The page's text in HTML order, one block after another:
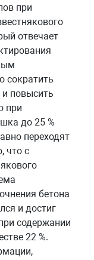
при
отвечает
сократить
и повысить
при
до 25 %
переходят
что с
бетона
и достиг
содержании
22 %.